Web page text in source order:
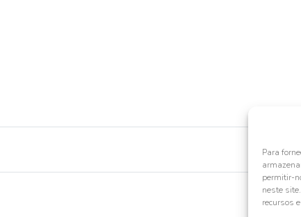
Para
permitir-
neste
recursos